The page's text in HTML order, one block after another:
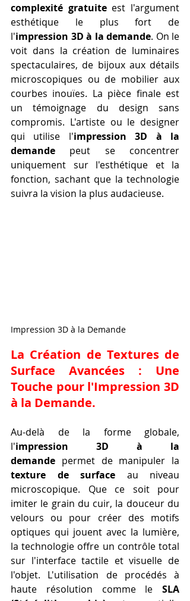
complexité gratuite est l'argument
esthétique le plus fort de
l'impression 3D à la demande. On le
voit dans la création de luminaires
spectaculaires, de bijoux aux détails
microscopiques ou de mobilier aux
courbes inouïes. La pièce finale est
un témoignage du design sans
compromis. L'artiste ou le designer
qui utilise l'impression 3D à la
demande peut se concentrer
uniquement sur l'esthétique et la
fonction, sachant que la technologie
suivra la vision la plus audacieuse.
Impression 3D à la Demande
La Création de Textures de
Surface Avancées : Une
Touche pour l'Impression 3D
à la Demande.
Au-delà de la forme globale,
l'impression 3D à la
demande
texture de surface au niveau
microscopique. Que ce soit pour
imiter le grain du cuir, la douceur du
velours ou pour créer des motifs
optiques qui jouent avec la lumière,
la technologie offre un contrôle total
sur l'interface tactile et visuelle de
l'objet. L'utilisation de procédés à
haute résolution comme le SLA